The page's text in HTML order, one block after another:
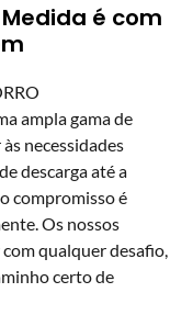
é com
ampla gama de
necessidades
descarga até a
compromisso é
Os nossos
qualquer desafio,
certo de